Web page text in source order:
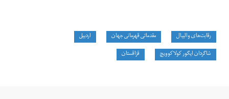
رقابت‌های والیبال مقدماتی قهرمانی جهان
اردبیل
شاگردان ایگور کولاکوویچ
قزاقستان